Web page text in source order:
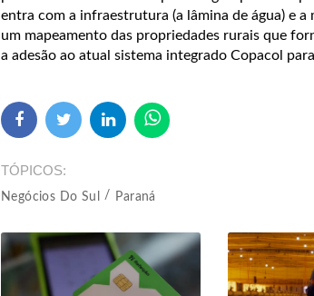
entra com a infraestrutura (a lâmina de água) e
um mapeamento das propriedades rurais que
a adesão ao atual sistema integrado Copacol
TÓPICOS
Negócios Do Sul Paraná